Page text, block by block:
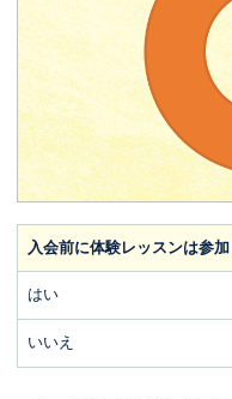
入会前に体験レッスンは参
はい
いいえ